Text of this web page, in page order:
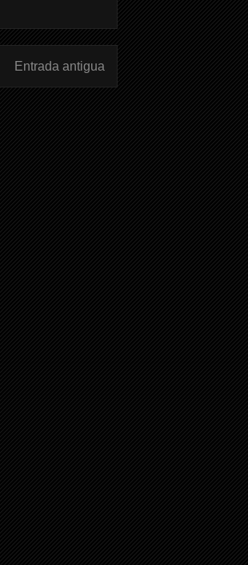
Entrada antigua